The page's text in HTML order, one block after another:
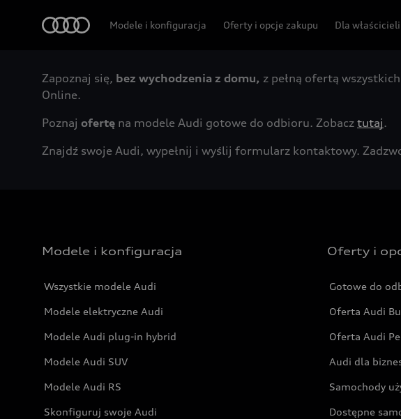
Modele i konfiguracja Oferty i opcje zakupu Dla właścicieli
Zapoznaj się, bez wychodzenia z domu, z pełną ofertą
Online.
Poznaj ofertę na modele Audi gotowe do odbioru. Zobacz tutaj.
Znajdź swoje Audi, wypełnij i wyślij formularz kontaktowy.
Modele i konfiguracja
Wszystkie modele Audi
Modele elektryczne Audi
Modele Audi plug-in hybrid
Modele Audi SUV
Modele Audi RS
Skonfiguruj swoje Audi
Oferty i
Gotowe do
Oferta Audi
Oferta Audi
Audi dla
Samochody
Dostępne